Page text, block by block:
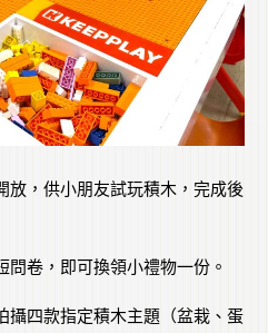
放，供小朋友試玩積木，完成後
卷，即可換領小禮物一份。
攝四款指定積木主題（盆栽、蛋